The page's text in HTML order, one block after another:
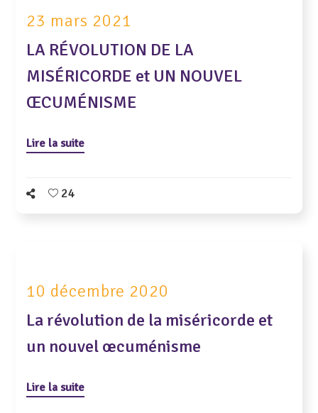
23 mars 2021
LA RÉVOLUTION DE LA
MISÉRICORDE et UN NOUVEL
ŒCUMÉNISME
Lire la suite
24
10 décembre 2020
La révolution de la miséricorde et
un nouvel œcuménisme
Lire la suite